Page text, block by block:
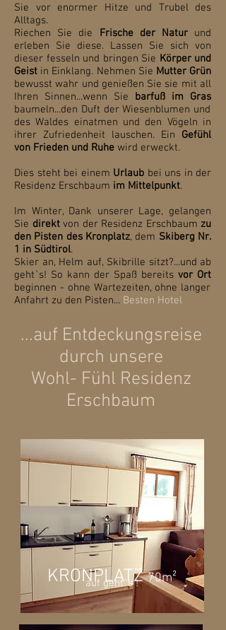
Sie vor enormer Hitze und Trubel des
Alltags.
Riechen Sie die Frische der Naturund
erleben Sie diese. Lassen Sie sich von
dieser fesseln und bringen Sie Körper und
Geist in Einklang. Nehmen Sie Mutter Grün
bewusst wahr und genießen Sie sie mit all
Ihren Sinnen...wenn Sie barfuß im Gras
baumeln...den Duft der Wiesenblumen und
des Waldes einatmen und den Vögeln in
ihrer Zufriedenheit lauschen. Ein Gefühl
von Frieden und Ruhe wird erweckt.
Dies steht bei einem Urlaub bei uns in der
Residenz Erschbaum im Mittelpunkt.
Im Winter, Dank unserer Lage, gelangen
Sie direktvon der Residenz Erschbaum zu
den Pisten des Kronplatz, dem Skiberg Nr.
1 in Südtirol.
Skier an, Helm auf, Skibrille sitzt?...und ab
geht`s! So kann der Spaß bereits vor Ort
beginnen - ohne Wartezeiten, ohne langer
Anfahrt zu den Pisten... Besten Hotel
...auf Entdeckungsreise
durch unsere
Wohl- Fühl Residenz
Erschbaum
auf geht`s !
KRONPLATZ70m²